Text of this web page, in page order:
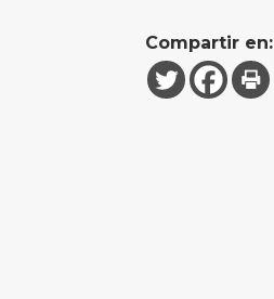
Compartir en: